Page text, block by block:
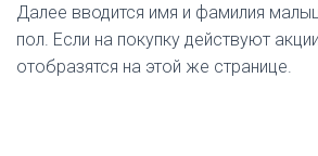
Далее вводится имя и фамилия
пол. Если на покупку действуют
отобразятся на этой же странице.